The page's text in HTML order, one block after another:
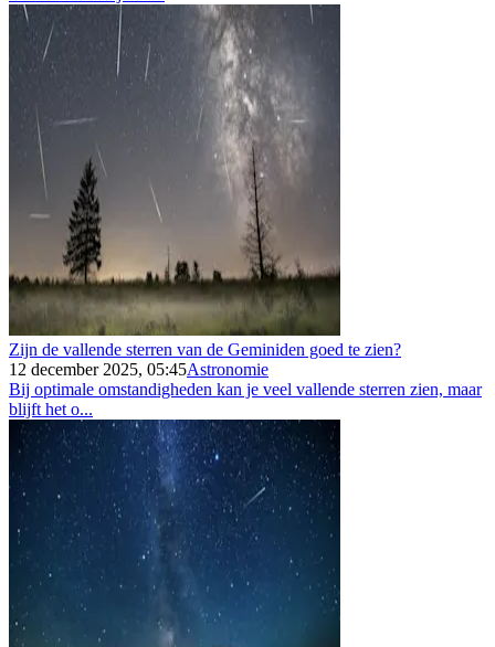
Zijn de vallende sterren van de Geminiden goed te zien?
12 december 2025, 05:45Astronomie
Bij optimale omstandigheden kan je veel vallende sterren zien, maar
blijft het o...